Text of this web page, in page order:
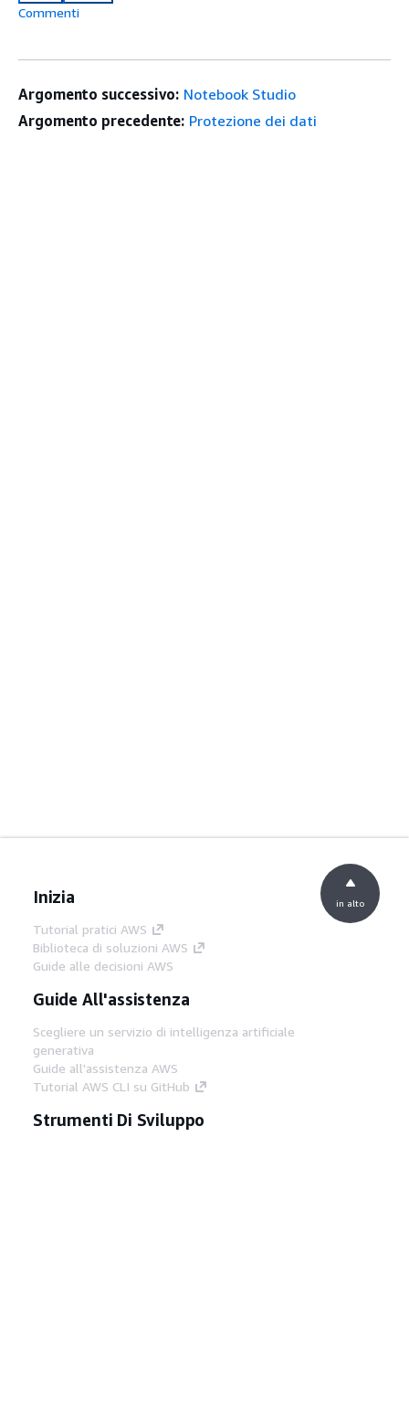
Commenti
Argomento successivo: Notebook Studio
Argomento precedente: Protezione dei dati
Inizia
Tutorial pratici AWS
Biblioteca di soluzioni AWS
Guide alle decisioni AWS
Guide All'assistenza
Scegliere un servizio di intelligenza artificiale
generativa
Guide all'assistenza AWS
Tutorial AWS CLI su GitHub
Strumenti Di Sviluppo
in alto